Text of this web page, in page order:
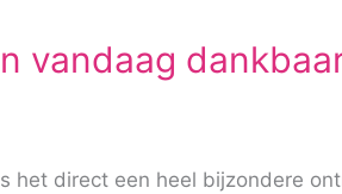
vandaag
het direct een heel bijzondere